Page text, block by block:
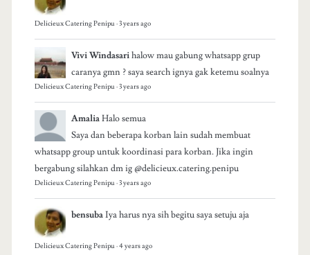
Delicieux Catering Penipu·3 years ago
Vivi Windasari halow mau gabung whatsapp grup
caranya gmn ? saya search ignya gak ketemu soalnya
Delicieux Catering Penipu·3 years ago
Amalia Halo semua
Saya dan beberapa korban lain sudah membuat
whatsapp group untuk koordinasi para korban. Jika ingin
bergabung silahkan dm ig @delicieux.catering.penipu
Delicieux Catering Penipu·3 years ago
bensuba Iya harus nya sih begitu saya setuju aja
Delicieux Catering Penipu·4 years ago